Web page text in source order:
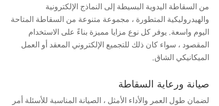
من السقاطة اليدوية البسيطة إلى النماذج الإلكترونية
والهيدروليكية المتطورة ، مجموعة متنوعة من السقاطة المتاحة
اليوم واسعة. يوفر كل نوع مزايا مميزة بناءً على الاستخدام
المقصود ، سواء كان ذلك للتجميع الإلكتروني المعقد أو العمل
الميكانيكي الشاق.
صيانة ورعاية السقاطة
لضمان طول العمر والأداء الأمثل ، الصيانة المناسبة للأسئلة أمر